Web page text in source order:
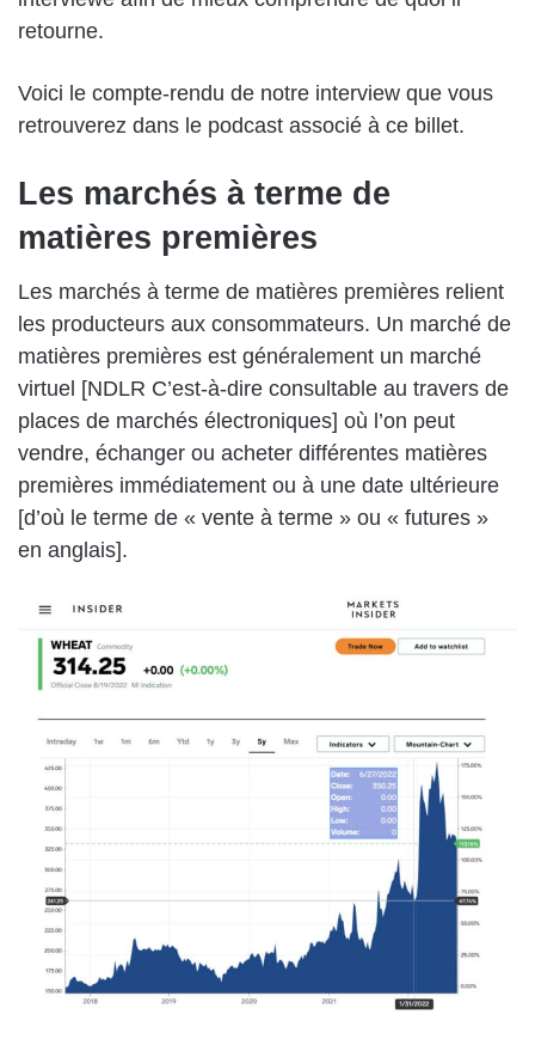
retourne.
Voici le compte-rendu de notre interview que vous
retrouverez dans le podcast associé à ce billet.
Les marchés à terme de
matières premières
Les marchés à terme de matières premières relient
les producteurs aux consommateurs. Un marché de
matières premières est généralement un marché
virtuel [NDLR C’est-à-dire consultable au travers de
places de marchés électroniques] où l’on peut
vendre, échanger ou acheter différentes matières
premières immédiatement ou à une date ultérieure
[d’où le terme de « vente à terme » ou « futures »
en anglais].